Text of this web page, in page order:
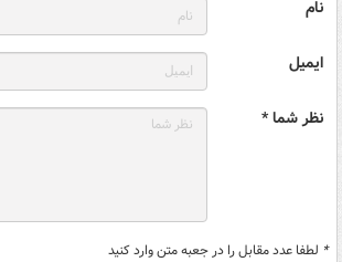
نام
ایمیل
نظر شما *
* لطفا عدد مقابل را در جعبه متن وارد کنید